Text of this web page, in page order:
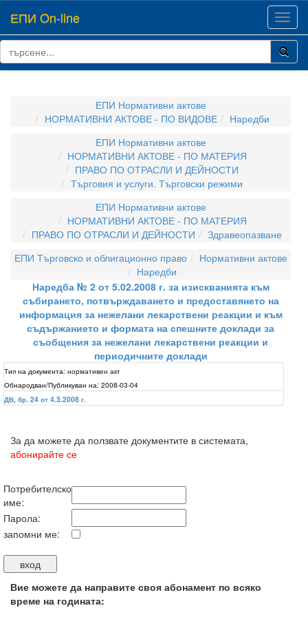
ЕПИ On-line
ЕПИ Нормативни актове
НОРМАТИВНИ АКТОВЕ - ПО ВИДОВЕ
Наредби
ЕПИ Нормативни актове
НОРМАТИВНИ АКТОВЕ - ПО МАТЕРИЯ
ПРАВО ПО ОТРАСЛИ И ДЕЙНОСТИ
Търговия и услуги. Търговски режими
ЕПИ Нормативни актове
НОРМАТИВНИ АКТОВЕ - ПО МАТЕРИЯ
ПРАВО ПО ОТРАСЛИ И ДЕЙНОСТИ
Здравеопазване
ЕПИ Търговско и облигационно право
Нормативни актове
Наредби
Наредба № 2 от 5.02.2008 г. за изискванията към
събирането, потвърждаването и предоставянето на
информация за нежелани лекарствени реакции и към
съдържанието и формата на спешните доклади за
съобщения за нежелани лекарствени реакции и
периодичните доклади
Тип на документа: нормативен акт
Обнародван/Публикуван на: 2008-03-04
ДВ, бр. 24 от 4.3.2008 г.
За да можете да ползвате документите в системата,
абонирайте се
Потребителско
име:
Парола:
запомни ме:
Вие можете да направите своя абонамент по всяко
време на годината: